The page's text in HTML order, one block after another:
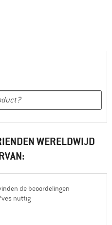
WERELDWIJD
de beoordelingen
nuttig